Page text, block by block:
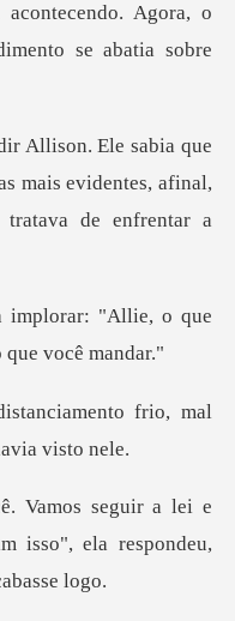
mais evidentes, afinal,
orar: "Allie, o que
ciamento frio, mal
e
isso", ela respo